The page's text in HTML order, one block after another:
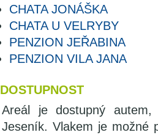
CHATA JONÁŠKA
CHATA U VELRYBY
PENZION JEŘABINA
PENZION VILA JANA
DOSTUPNOST
Areál je dostupný
Jeseník. Vlakem je možné